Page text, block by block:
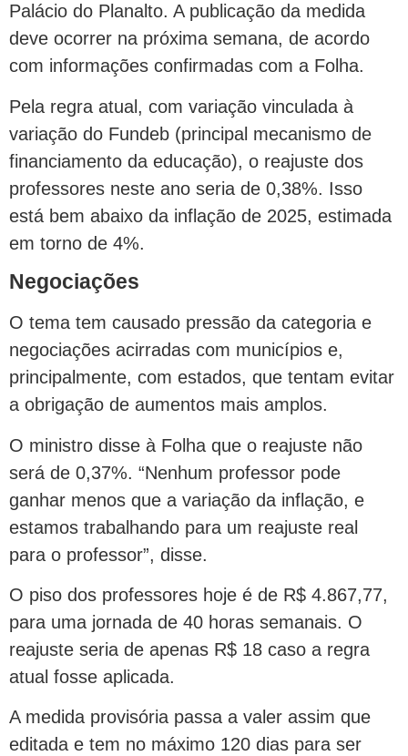
Palácio do Planalto. A publicação da medida
deve ocorrer na próxima semana, de acordo
com informações confirmadas com a Folha.
Pela regra atual, com variação vinculada à
variação do Fundeb (principal mecanismo de
financiamento da educação), o reajuste dos
professores neste ano seria de 0,38%. Isso
está bem abaixo da inflação de 2025, estimada
em torno de 4%.
Negociações
O tema tem causado pressão da categoria e
negociações acirradas com municípios e,
principalmente, com estados, que tentam evitar
a obrigação de aumentos mais amplos.
O ministro disse à Folha que o reajuste não
será de 0,37%. “Nenhum professor pode
ganhar menos que a variação da inflação, e
estamos trabalhando para um reajuste real
para o professor”, disse.
O piso dos professores hoje é de R$ 4.867,77,
para uma jornada de 40 horas semanais. O
reajuste seria de apenas R$ 18 caso a regra
atual fosse aplicada.
A medida provisória passa a valer assim que
editada e tem no máximo 120 dias para ser